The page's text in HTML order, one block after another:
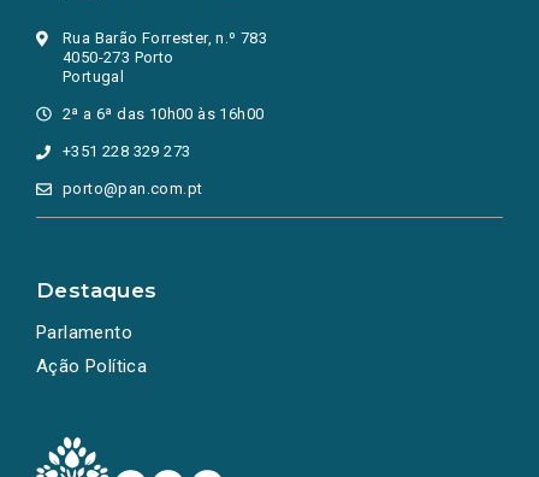
Rua Barão Forrester, n.º 783
4050-273 Porto
Portugal
2ª a 6ª das 10h00 às 16h00
+351 228 329 273
porto@pan.com.pt
Destaques
Parlamento
Ação Política